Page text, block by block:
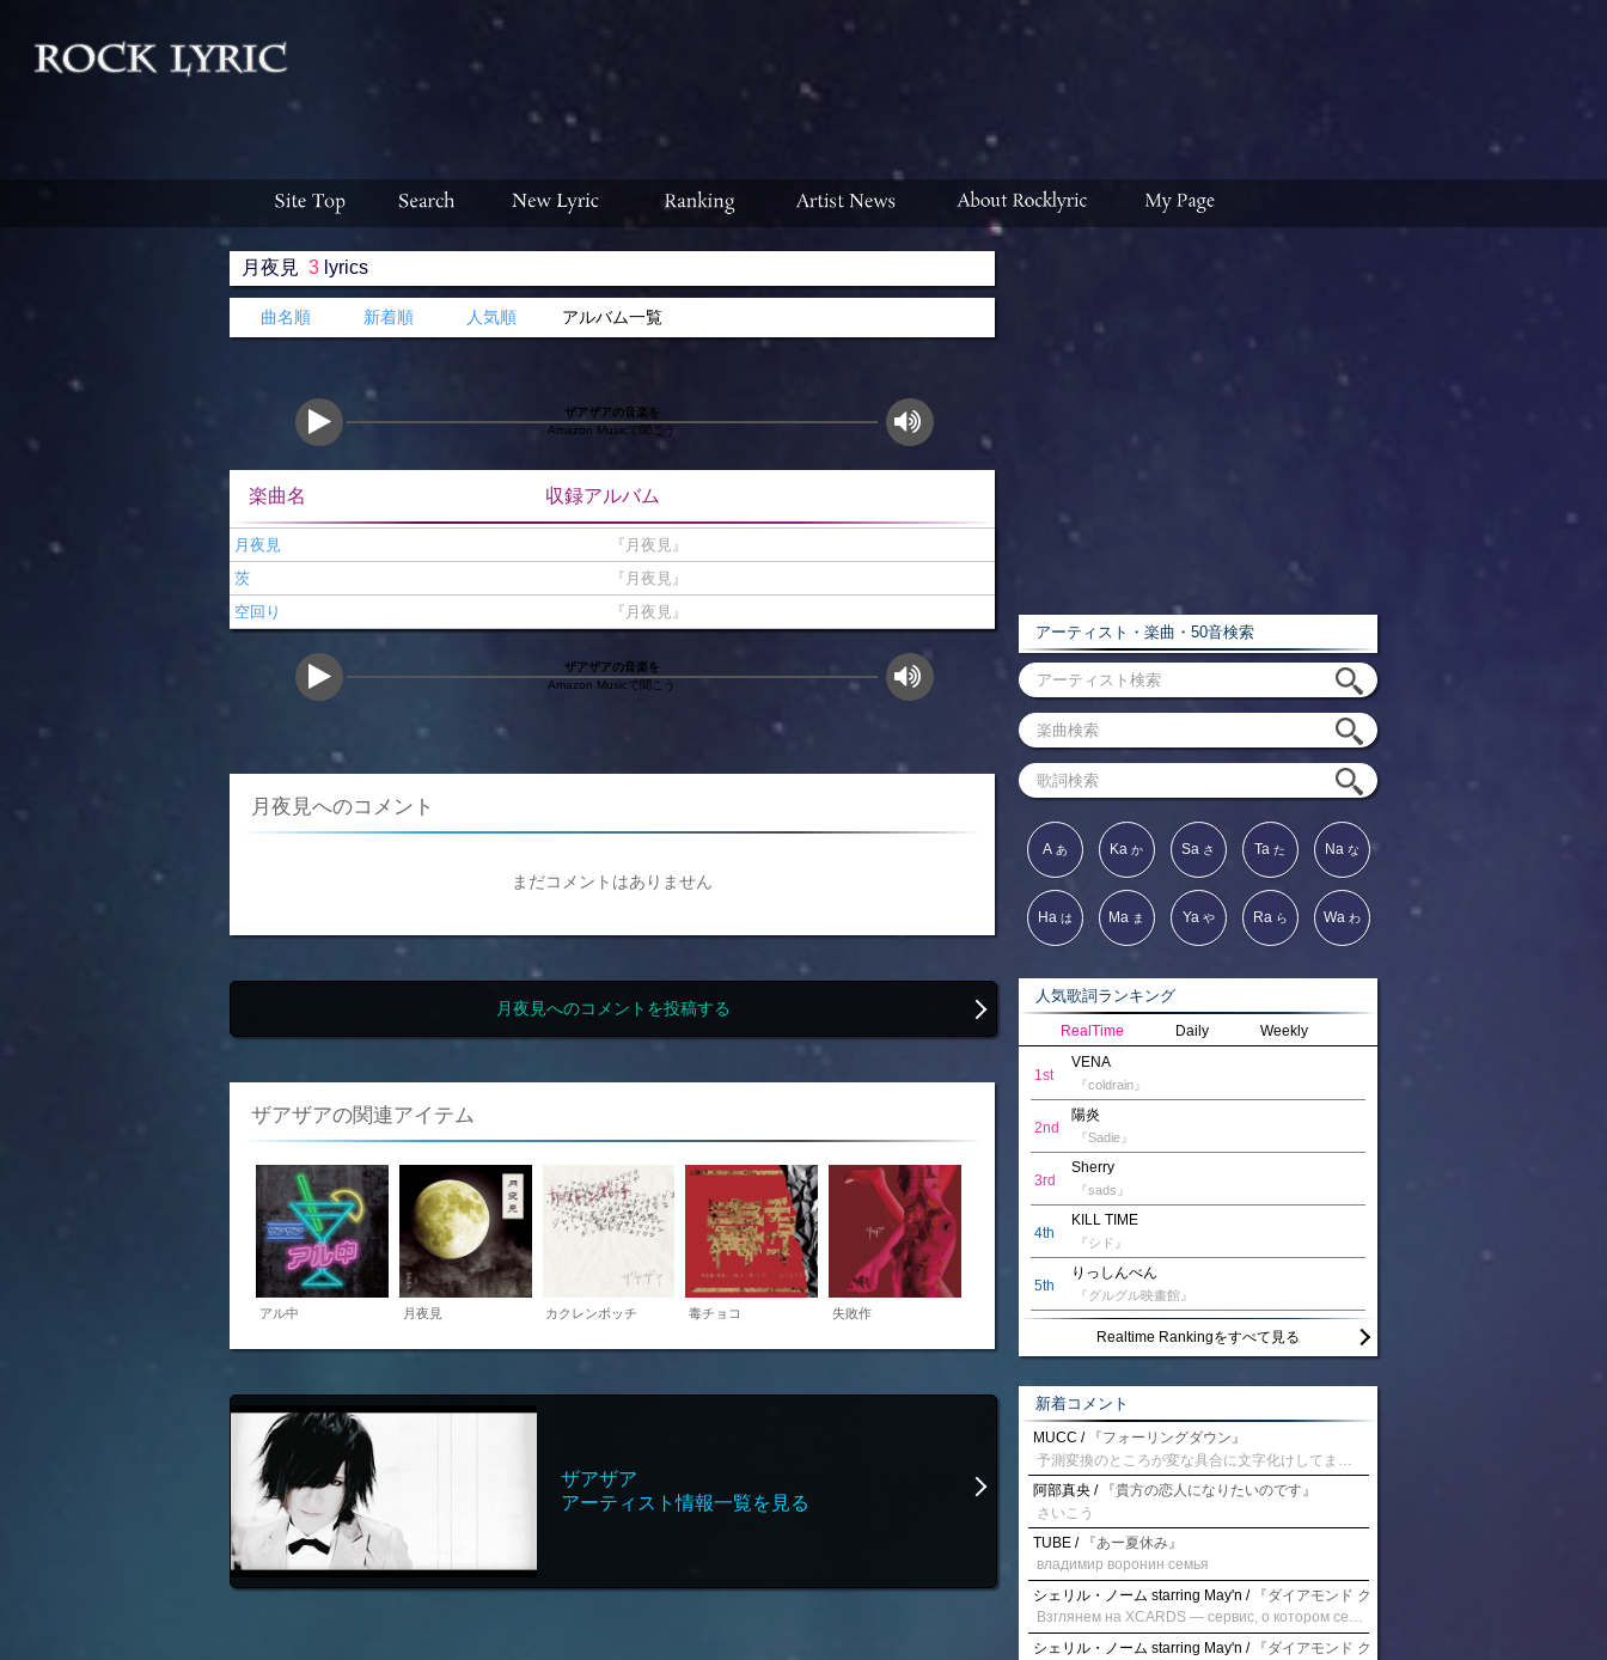
月夜見 3 lyrics
曲名順 新着順 人気順 アルバム一覧
ザアザアの音楽を
Amazon Musicで聞こう
楽曲名 収録アルバム
月夜見
『月夜見』
茨
『月夜見』
空回り
『月夜見』
ザアザアの音楽を
Amazon Musicで聞こう
月夜見へのコメント
まだコメントはありません
月夜見へのコメントを投稿する
ザアザアの関連アイテム
アル中 月夜見 カクレンボッチ 毒チョコ 失敗作
ザアザア
アーティスト情報一覧を見る
アーティスト・楽曲・50音検索
A あ Ka か Sa さ Ta た Na な
Ha は Ma ま Ya や Ra ら Wa わ
人気歌詞ランキング
RealTime Daily Weekly
1st
VENA
『coldrain』
2nd
陽炎
『Sadie』
3rd
Sherry
『sads』
4th
KILL TIME
『シド』
5th
りっしんべん
『グルグル映畫館』
Realtime Rankingをすべて見る
新着コメント
MUCC / 『フォーリングダウン』
阿部真央 / 『貴方の恋人になりたいのです』
さいこう
TUBE / 『あー夏休み』
владимир воронин семья
シェリル・ノーム starring May'n / 『ダイアモンド クレバス/射手座☆午後九時 Don't be
シェリル・ノーム starring May'n / 『ダイアモンド クレバス/射手座☆午後九時 Don't be